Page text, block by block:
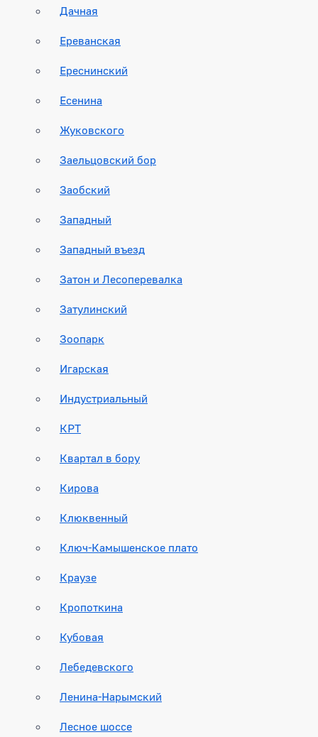
Дачная
Ереванская
Ереснинский
Есенина
Жуковского
Заельцовский бор
Заобский
Западный
Западный въезд
Затон и Лесоперевалка
Затулинский
Зоопарк
Игарская
Индустриальный
КРТ
Квартал в бору
Кирова
Клюквенный
Ключ-Камышенское плато
Краузе
Кропоткина
Кубовая
Лебедевского
Ленина-Нарымский
Лесное шоссе